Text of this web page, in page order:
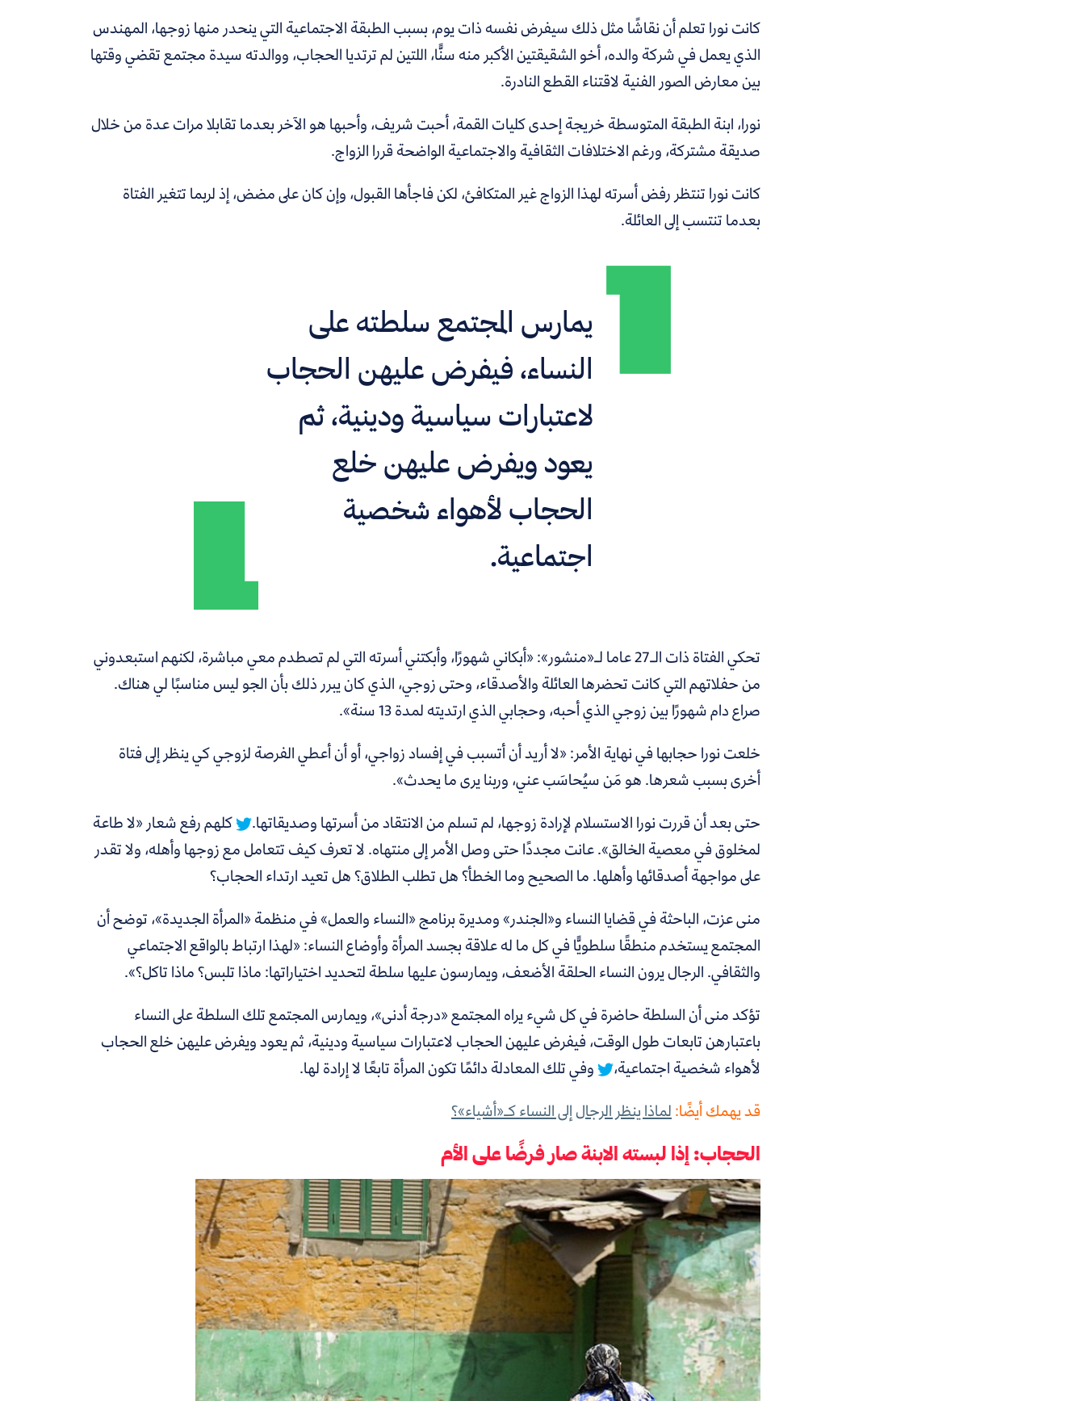
كانت نورا تعلم أن نقاشًا مثل ذلك سيفرض نفسه ذات يوم، بسبب الطبقة الاجتماعية التي ينحدر منها زوجها، المهندس
الذي يعمل في شركة والده، أخو الشقيقتين الأكبر منه سنًّا، اللتين لم ترتديا الحجاب، ووالدته سيدة مجتمع تقضي وقتها
بين معارض الصور الفنية لاقتناء القطع النادرة.
نورا، ابنة الطبقة المتوسطة خريجة إحدى كليات القمة، أحبت شريف، وأحبها هو الآخر بعدما تقابلا مرات عدة من خلال
صديقة مشتركة، ورغم الاختلافات الثقافية والاجتماعية الواضحة قررا الزواج.
كانت نورا تنتظر رفض أسرته لهذا الزواج غير المتكافئ، لكن فاجأها القبول، وإن كان على مضض، إذ لربما تتغير الفتاة
بعدما تنتسب إلى العائلة.
يمارس المجتمع سلطته على
النساء، فيفرض عليهن الحجاب
لاعتبارات سياسية ودينية، ثم
يعود ويفرض عليهن خلع
الحجاب لأهواء شخصية
اجتماعية.
تحكي الفتاة ذات الـ27 عاما لـ«منشور»: «أبكاني شهورًا، وأبكتني أسرته التي لم تصطدم معي مباشرة، لكنهم استبعدوني
من حفلاتهم التي كانت تحضرها العائلة والأصدقاء، وحتى زوجي، الذي كان يبرر ذلك بأن الجو ليس مناسبًا لي هناك.
صراع دام شهورًا بين زوجي الذي أحبه، وحجابي الذي ارتديته لمدة 13 سنة».
خلعت نورا حجابها في نهاية الأمر: «لا أريد أن أتسبب في إفساد زواجي، أو أن أعطي الفرصة لزوجي كي ينظر إلى فتاة
أخرى بسبب شعرها. هو مَن سيُحاسَب عني، وربنا يرى ما يحدث».
حتى بعد أن قررت نورا الاستسلام لإرادة زوجها، لم تسلم من الانتقاد من أسرتها وصديقاتها.
كلهم رفع شعار «لا طاعة
لمخلوق في معصية الخالق». عانت مجددًا حتى وصل الأمر إلى منتهاه. لا تعرف كيف تتعامل مع زوجها وأهله، ولا تقدر
على مواجهة أصدقائها وأهلها. ما الصحيح وما الخطأ؟ هل تطلب الطلاق؟ هل تعيد ارتداء الحجاب؟
منى عزت، الباحثة في قضايا النساء و«الجندر» ومديرة برنامج «النساء والعمل» في منظمة «المرأة الجديدة»، توضح أن
المجتمع يستخدم منطقًا سلطويًّا في كل ما له علاقة بجسد المرأة وأوضاع النساء: «لهذا ارتباط بالواقع الاجتماعي
والثقافي. الرجال يرون النساء الحلقة الأضعف، ويمارسون عليها سلطة لتحديد اختياراتها: ماذا تلبس؟ ماذا تاكل؟».
تؤكد منى أن السلطة حاضرة في كل شيء يراه المجتمع «درجة أدنى»، ويمارس المجتمع تلك السلطة على النساء
باعتبارهن تابعات طول الوقت،فيفرض عليهن الحجاب لاعتبارات سياسية ودينية، ثم يعود ويفرض عليهن خلع الحجاب
لأهواء شخصية اجتماعية،
وفي تلك المعادلة دائمًا تكون المرأة تابعًا لا إرادة لها.
قد يهمك أيضًا:لماذا ينظر الرجال إلى النساء كـ«أشياء»؟
الحجاب: إذا لبسته الابنة صار فرضًا على الأم